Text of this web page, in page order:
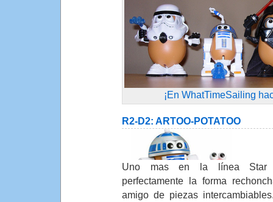
¡En WhatTimeSailing
R2-D2: ARTOO-POTATOO
Uno mas en la línea Star
perfectamente la forma
amigo de piezas